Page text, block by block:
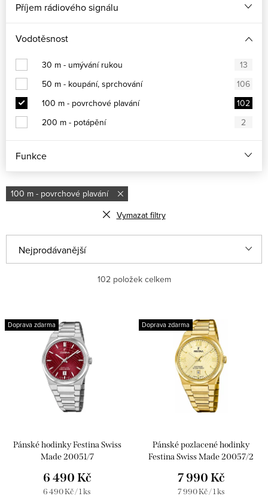
Příjem rádiového signálu
Vodotěsnost
30 m - umývání rukou
13
50 m - koupání, sprchování
106
100 m - povrchové plavání
102
200 m - potápění
2
Funkce
100 m - povrchové plavání
Vymazat filtry
a
n
u
Nejprodávanější
Abecedně
102položek celkem
V
ý
o
Doprava zdarma
Pánské hodinky Festina Swiss
Made 20051/7
6 490 Kč
Měrná
6 490 Kč / 1 ks
Doprava zdarma
Pánské pozlacené hodinky
Festina Swiss Made 20057/2
7 990 Kč
Měrná
7 990 Kč / 1 ks